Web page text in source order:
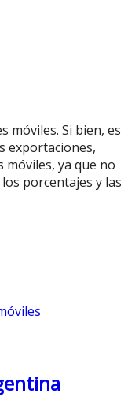
móviles. Si bien, es
exportaciones,
ya que no
porcentajes y las